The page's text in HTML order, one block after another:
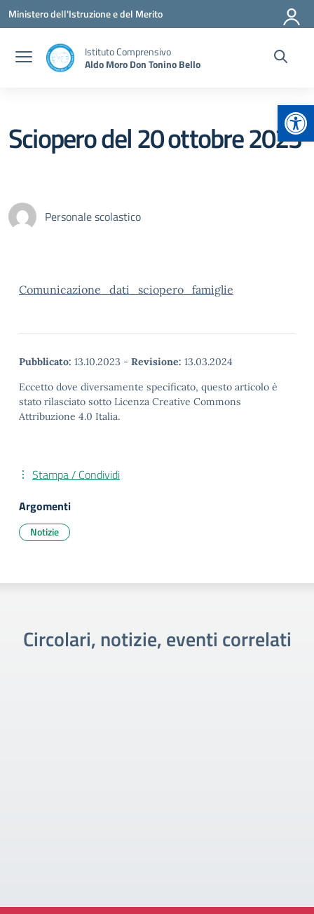
Vai ai contenuti
Vai al menu di navigazione
Vai al footer
Ministero dell'Istruzione e del Merito
Istituto Comprensivo
Aldo Moro Don Tonino Bello
Sciopero del 20 ottobre 2023
Personale scolastico
Comunicazione_dati_sciopero_famiglie
Pubblicato: 13.10.2023 - Revisione: 13.03.2024
Eccetto dove diversamente specificato, questo articolo è
stato rilasciato sotto Licenza Creative Commons
Attribuzione 4.0 Italia.
Stampa / Condividi
Argomenti
Notizie
Circolari, notizie, eventi correlati